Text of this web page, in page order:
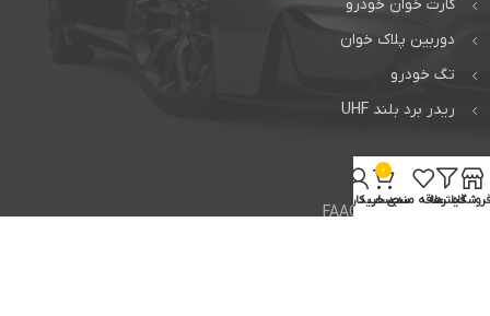
کارت خوان خودرو
دوربین پلاک خوان
تگ خودرو
ریدر برد بلند UHF
خدمات
تعمیر جک فک FAAC
فروشگاهفیلترهاعلاقه مندی
0
سبد خرید
حساب کاربری من